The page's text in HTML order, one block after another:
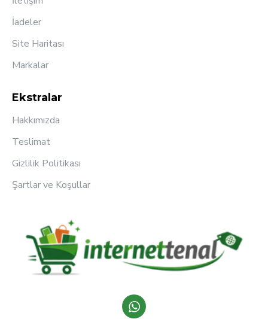
İadeler
Site Haritası
Markalar
Ekstralar
Hakkımızda
Teslimat
Gizlilik Politikası
Şartlar ve Koşullar